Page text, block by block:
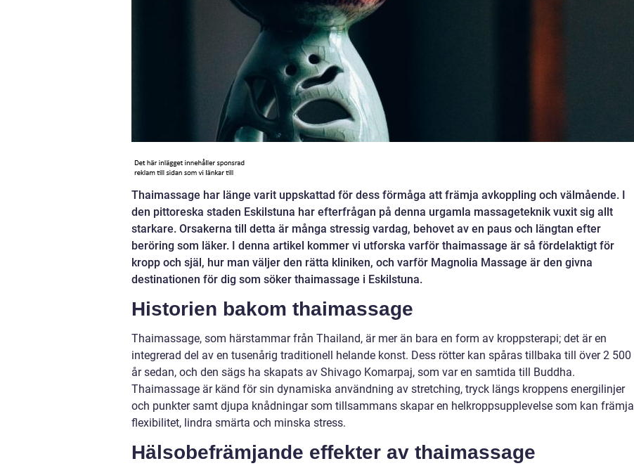
Thaimassage har länge varit uppskattad för dess förmåga att främja avkoppling och välmående. I
den pittoreska staden Eskilstuna har efterfrågan på denna urgamla massageteknik vuxit sig allt
starkare. Orsakerna till detta är många stressig vardag, behovet av en paus och längtan efter
beröring som läker. I denna artikel kommer vi utforska varför thaimassage är så fördelaktigt för
kropp och själ, hur man väljer den rätta kliniken, och varför Magnolia Massage är den givna
destinationen för dig som söker thaimassage i Eskilstuna.
Historien bakom thaimassage
Thaimassage, som härstammar från Thailand, är mer än bara en form av kroppsterapi; det är en
integrerad del av en tusenårig traditionell helande konst. Dess rötter kan spåras tillbaka till över 2 500
år sedan, och den sägs ha skapats av Shivago Komarpaj, som var en samtida till Buddha.
Thaimassage är känd för sin dynamiska användning av stretching, tryck längs kroppens energilinjer
och punkter samt djupa knådningar som tillsammans skapar en helkroppsupplevelse som kan främja
flexibilitet, lindra smärta och minska stress.
Hälsobefrämjande effekter av thaimassage